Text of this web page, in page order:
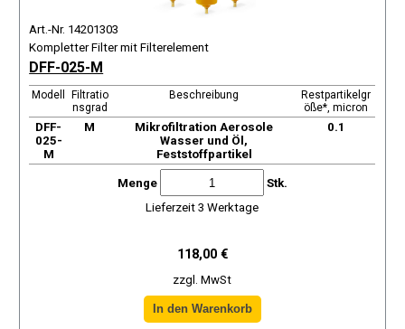
Art.-Nr. 14201303
Kompletter Filter mit Filterelement
DFF-025-M
Modell
Filtratio
nsgrad
Beschreibung
Restpartikelgr
öße*, micron
DFF-
025-
M
М
Mikrofiltration Aerosole
Wasser und Öl,
Feststoffpartikel
0.1
Menge
Stk.
Lieferzeit 3 Werktage
118,00 €
zzgl. MwSt